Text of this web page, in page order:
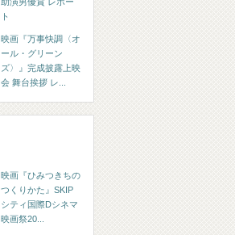
ト
映画『万事快調〈オ
ール・グリーン
ズ〉』完成披露上映
会 舞台挨拶 レ...
映画『ひみつきちの
つくりかた』SKIP
シティ国際Dシネマ
映画祭20...